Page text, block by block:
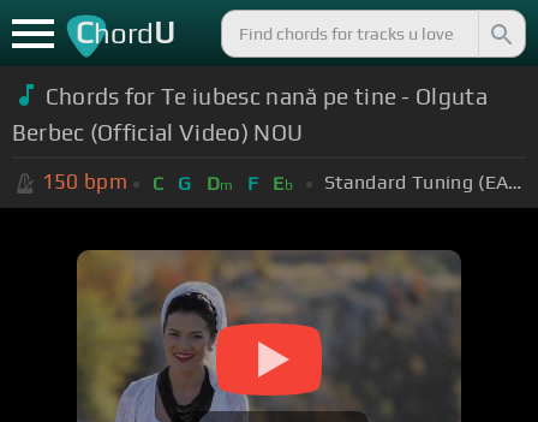
ChordU
Chords for Te iubesc nană pe tine - Olguta
Berbec (Official Video) NOU
150 bpm C G Dm F Eb Standard Tuning (EADGBE)